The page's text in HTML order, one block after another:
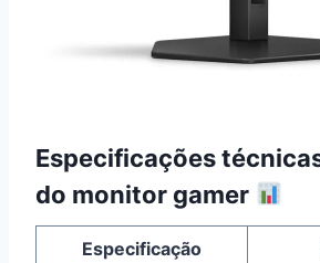
Especificações
do monitor gamer
Especificação